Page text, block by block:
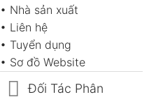
• Nhà sản xuất
• Liên hệ
• Tuyển dụng
• Sơ đồ Website
Đối Tác Phân